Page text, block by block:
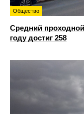
Общество
Средний
году достиг 258